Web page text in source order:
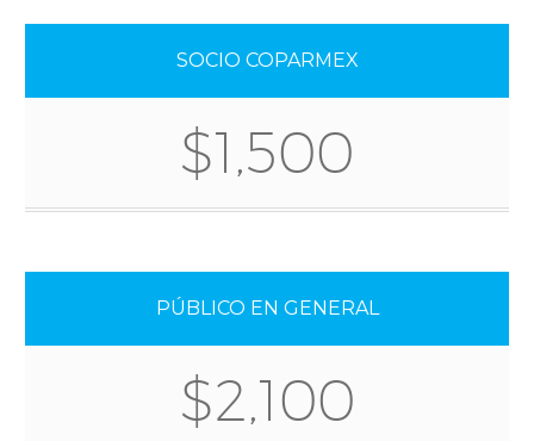
SOCIO COPARMEX
$1,500
PÚBLICO EN GENERAL
$2,100